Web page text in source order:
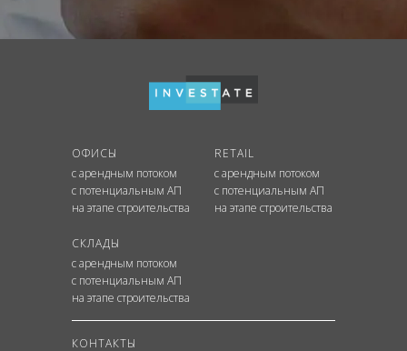
ОФИСЫ
с арендным потоком
с потенциальным АП
на этапе строительства
RETAIL
с арендным потоком
с потенциальным АП
на этапе строительства
СКЛАДЫ
с арендным потоком
с потенциальным АП
на этапе строительства
КОНТАКТЫ